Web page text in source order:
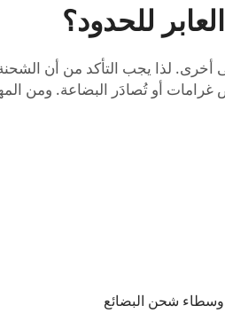
للحدود؟
أخرى. لذا يجب التأكد من أن
غرامات أو تُصادَر البضاعة. ومن
وسطاء شحن البضائع